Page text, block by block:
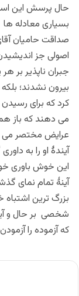
حال پرسش این
بسیاری معادله
صداقت حامیان
اصولی جز
جبران ناپذیر بر
بیرون نشدند؛
کرد که برای
می دهند که باز هم
عرایض مختصر می
آیندۀ او را به
این خوش باوری
آینۀ تمام نمای
بزرگ ترین
شخصی بر حال و
که آزموده را